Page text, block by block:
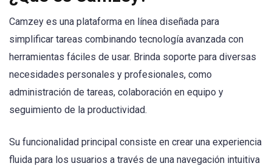
Camzey es una plataforma en línea diseñada para
simplificar tareas combinando tecnología avanzada con
herramientas fáciles de usar. Brinda soporte para diversas
necesidades personales y profesionales, como
administración de tareas, colaboración en equipo y
seguimiento de la productividad.
Su funcionalidad principal consiste en crear una experiencia
fluida para los usuarios a través de una navegación intuitiva